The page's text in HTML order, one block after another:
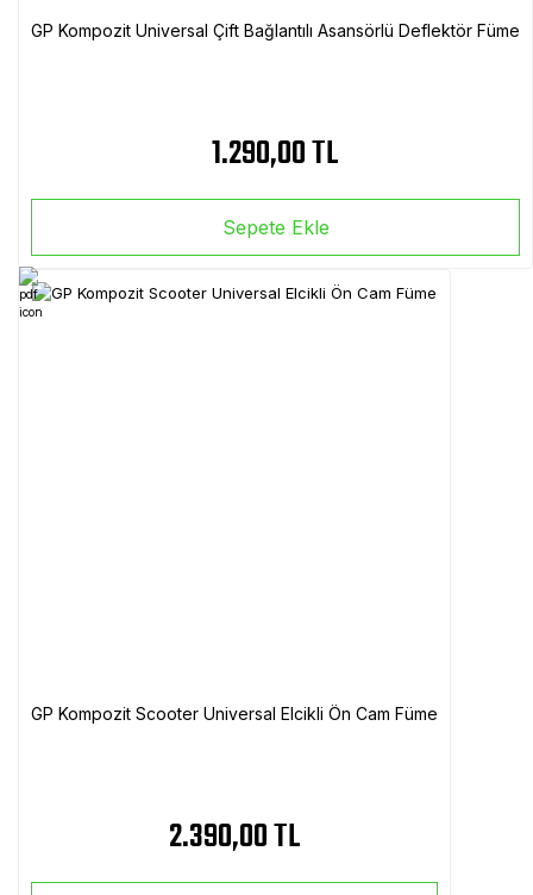
GP Kompozit Universal Çift Bağlantılı Asansörlü Deflektör Füme
1.290,00 TL
Sepete Ekle
GP Kompozit Scooter Universal Elcikli Ön Cam Füme
2.390,00 TL